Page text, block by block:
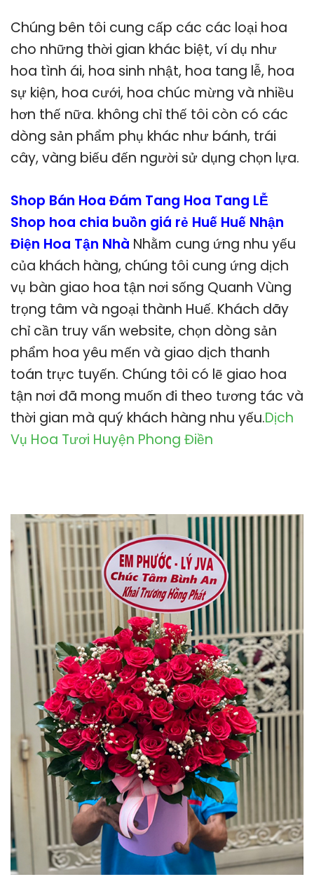
Chúng bên tôi cung cấp các các loại hoa
cho những thời gian khác biệt, ví dụ như
hoa tình ái, hoa sinh nhật, hoa tang lễ, hoa
sự kiện, hoa cưới, hoa chúc mừng và nhiều
hơn thế nữa. không chỉ thế tôi còn có các
dòng sản phẩm phụ khác như bánh, trái
cây, vàng biếu đến người sử dụng chọn lựa.
Shop Bán Hoa Đám Tang Hoa Tang LỄ
Shop hoa chia buồn giá rẻ Huế Huế Nhận
Điện Hoa Tận Nhà Nhằm cung ứng nhu yếu
của khách hàng, chúng tôi cung ứng dịch
vụ bàn giao hoa tận nơi sống Quanh Vùng
trọng tâm và ngoại thành Huế. Khách dãy
chỉ cần truy vấn website, chọn dòng sản
phẩm hoa yêu mến và giao dịch thanh
toán trực tuyến. Chúng tôi có lẽ giao hoa
tận nơi đã mong muốn đi theo tương tác và
thời gian mà quý khách hàng nhu yếu.Dịch
Vụ Hoa Tươi Huyện Phong Điền